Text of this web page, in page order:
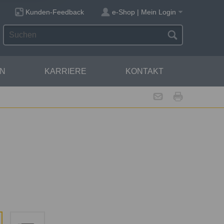
Kunden-Feedback e-Shop | Mein Login
KARRIERE KONTAKT